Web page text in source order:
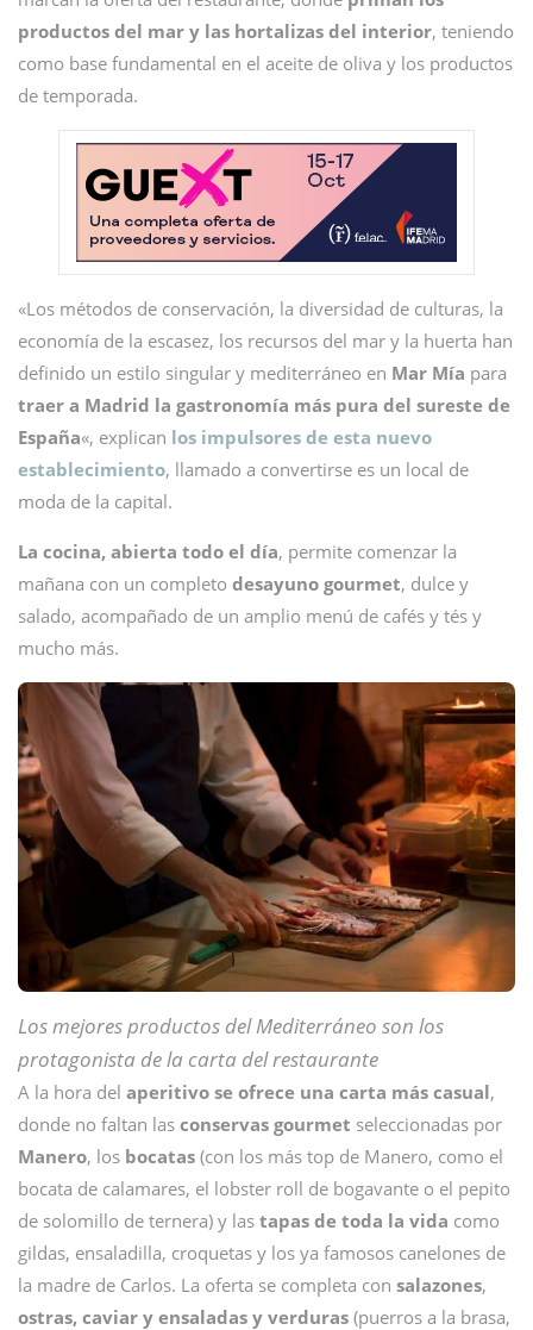
productos del mar y las hortalizas del interior, teniendo
como base fundamental en el aceite de oliva y los productos
de temporada.
«Los métodos de conservación, la diversidad de culturas, la
economía de la escasez, los recursos del mar y la huerta han
definido un estilo singular y mediterráneo en Mar Mía para
traer a Madrid la gastronomía más pura del sureste de
España«, explican los impulsores de esta nuevo
establecimiento, llamado a convertirse es un local de
moda de la capital.
La cocina, abierta todo el día, permite comenzar la
mañana con un completo desayuno gourmet, dulce y
salado, acompañado de un amplio menú de cafés y tés y
mucho más.
Los mejores productos del Mediterráneo son los
protagonista de la carta del restaurante
A la hora del aperitivo se ofrece una carta más casual,
donde no faltan las conservas gourmet seleccionadas por
Manero, los bocatas (con los más top de Manero, como el
bocata de calamares, el lobster roll de bogavante o el pepito
de solomillo de ternera) y las tapas de toda la vida como
gildas, ensaladilla, croquetas y los ya famosos canelones de
la madre de Carlos. La oferta se completa con salazones,
ostras, caviar y ensaladas y verduras (puerros a la brasa,